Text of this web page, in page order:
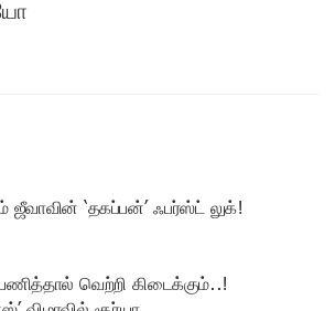
ஜீவாவின் ‘தகப்பன்’ ஃபர்ஸ்ட் லுக்!
வெற்றி கிடைக்கும்..!